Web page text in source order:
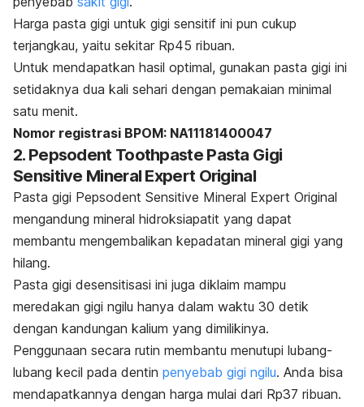
Harga pasta gigi untuk gigi sensitif ini pun cukup
terjangkau, yaitu sekitar Rp45 ribuan.
Untuk mendapatkan hasil optimal, gunakan pasta gigi ini
setidaknya dua kali sehari dengan pemakaian minimal
satu menit.
Nomor registrasi BPOM: NA11181400047
2. Pepsodent Toothpaste Pasta Gigi
Sensitive Mineral Expert Original
Pasta gigi Pepsodent Sensitive Mineral Expert Original
mengandung mineral hidroksiapatit yang dapat
membantu mengembalikan kepadatan mineral gigi yang
hilang.
Pasta gigi desensitisasi ini juga diklaim mampu
meredakan gigi ngilu hanya dalam waktu 30 detik
dengan kandungan kalium yang dimilikinya.
Penggunaan secara rutin membantu menutupi lubang-
lubang kecil pada dentin penyebab gigi ngilu. Anda bisa
mendapatkannya dengan harga mulai dari Rp37 ribuan.